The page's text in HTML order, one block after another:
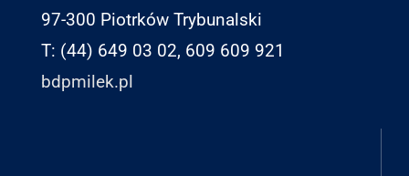
97-300 Piotrków Trybunalski
T: (44) 649 03 02, 609 609 921
bdpmilek.pl